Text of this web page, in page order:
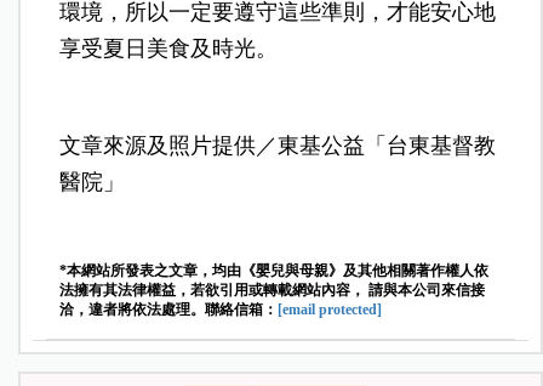
環境，所以一定要遵守這些準則，才能安心地
享受夏日美食及時光。
文章來源及照片提供 ／東基公益「台東基督教
醫院」
*本網站所發表之文章，均由《嬰兒與母親》及其他相關著作權人依
法擁有其法律權益，若欲引用或轉載網站內容， 請與本公司來信接
洽，違者將依法處理。聯絡信箱： [email protected]